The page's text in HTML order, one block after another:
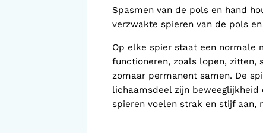
Spasmen van de pols en hand
verzwakte spieren van de pols
Op elke spier staat een normale
functioneren, zoals lopen, zitten,
zomaar permanent samen. De
lichaamsdeel zijn beweeglijkheid
spieren voelen strak en stijf aan,